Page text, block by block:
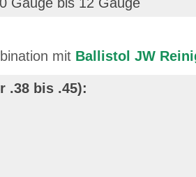
mit Ballistol JW
.38 bis .45):